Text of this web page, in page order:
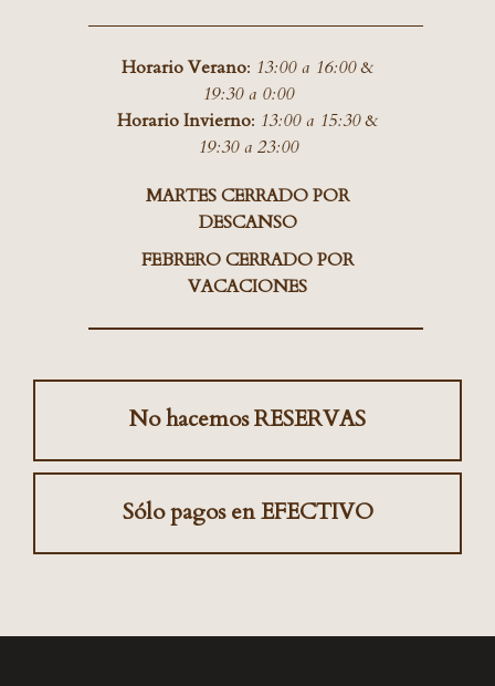
Horario Verano: 13:00 a 16:00&
19:30 a 0:00
Horario Invierno: 13:00 a 15:30&
19:30 a 23:00
MARTES CERRADO POR
DESCANSO
FEBRERO CERRADO POR
VACACIONES
No hacemos RESERVAS
Sólo pagos en EFECTIVO